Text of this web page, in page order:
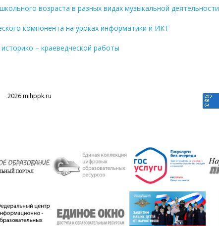
возраста в разных видах музыкальной деятельности
компонента на уроках информатики и ИКТ
– краеведческой работы
2026 mihppk.ru